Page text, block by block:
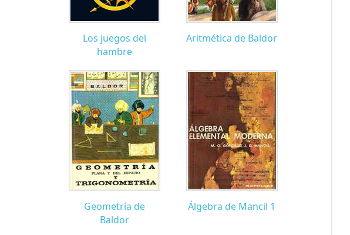
Los juegos del
hambre
Aritmética de Baldor
Geometría de
Baldor
Álgebra de Mancil 1